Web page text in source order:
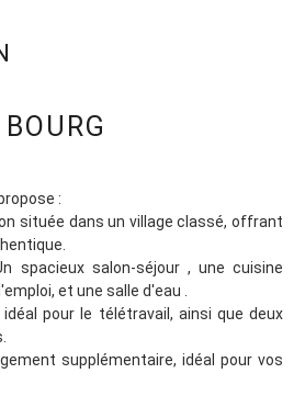
:
située dans un village classé, offrant
spacieux salon-séjour , une cuisine
et une salle d'eau .
pour le télétravail, ainsi que deux
supplémentaire, idéal pour vos